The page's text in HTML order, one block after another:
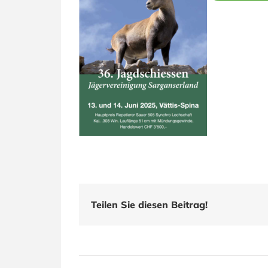
Teilen Sie diesen Beitrag!